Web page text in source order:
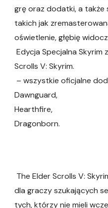
grę oraz dodatki, a także
takich jak
oświetlenie, głębię
Edycja Specjalna Skyrim
Scrolls V: Skyrim.
– wszystkie oficjalne
Dawnguard,
Hearthfire,
Dragonborn​.
The Elder Scrolls V:
dla graczy szukających
tych, którzy nie mieli